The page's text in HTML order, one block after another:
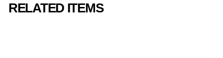
RELATED ITEMS